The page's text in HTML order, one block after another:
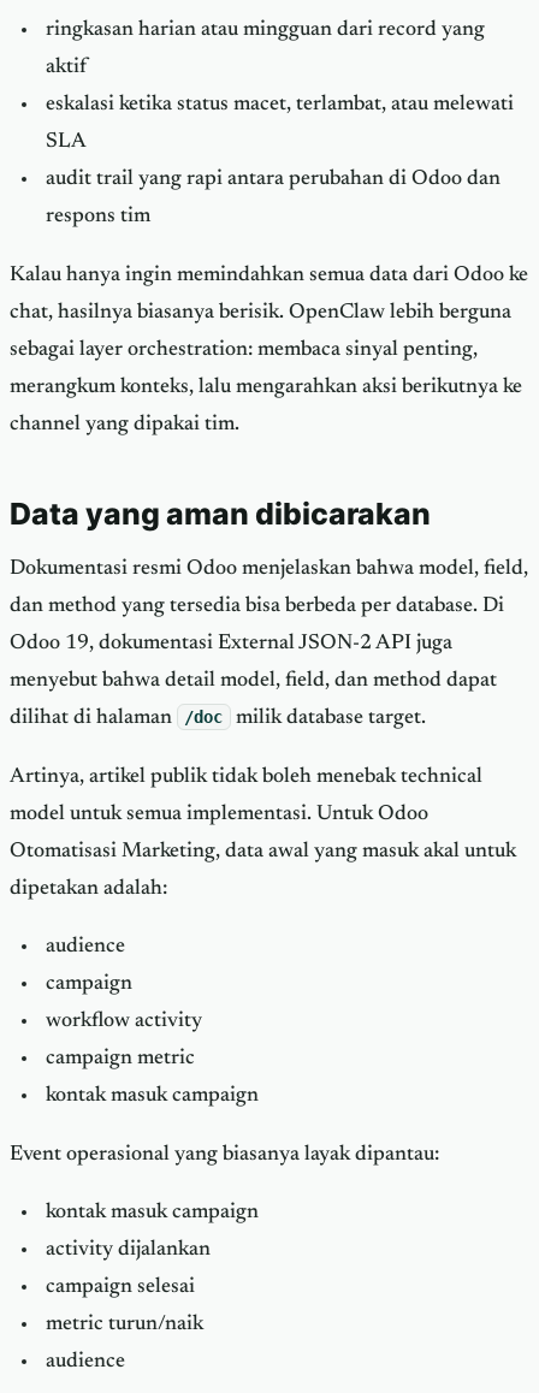
ringkasan harian atau mingguan dari record yang
aktif
eskalasi ketika status macet, terlambat, atau melewati
SLA
audit trail yang rapi antara perubahan di Odoo dan
respons tim
Kalau hanya ingin memindahkan semua data dari Odoo ke
chat, hasilnya biasanya berisik. OpenClaw lebih berguna
sebagai layer orchestration: membaca sinyal penting,
merangkum konteks, lalu mengarahkan aksi berikutnya ke
channel yang dipakai tim.
Data yang aman dibicarakan
Dokumentasi resmi Odoo menjelaskan bahwa model, field,
dan method yang tersedia bisa berbeda per database. Di
Odoo 19, dokumentasi External JSON-2 API juga
menyebut bahwa detail model, field, dan method dapat
dilihat di halaman
/doc milik database target.
Artinya, artikel publik tidak boleh menebak technical
model untuk semua implementasi. Untuk Odoo
Otomatisasi Marketing, data awal yang masuk akal untuk
dipetakan adalah:
audience
campaign
workflow activity
campaign metric
kontak masuk campaign
Event operasional yang biasanya layak dipantau:
kontak masuk campaign
activity dijalankan
campaign selesai
metric turun/naik
audience